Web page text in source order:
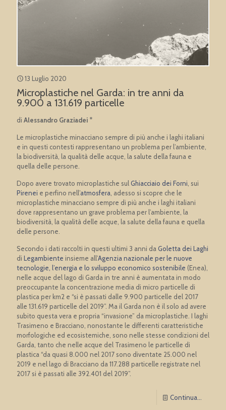
13 Luglio 2020
Microplastiche nel Garda: in tre anni da
9.900 a 131.619 particelle
di Alessandro Graziadei *
Le microplastiche minacciano sempre di più anche i laghi italiani
e in questi contesti rappresentano un problema per l’ambiente,
la biodiversità, la qualità delle acque, la salute della fauna e
quella delle persone.
Dopo avere trovato microplastiche sul Ghiacciaio dei Forni , sui
Pirenei e perfino nell’atmosfera , adesso si scopre che le
microplastiche minacciano sempre di più anche i laghi italiani
dove rappresentano un grave problema per l’ambiente, la
biodiversità, la qualità delle acque, la salute della fauna e quella
delle persone.
Secondo i dati raccolti in questi ultimi 3 anni da Goletta dei Laghi
di Legambiente insieme all’Agenzia nazionale per le nuove
tecnologie, l’energia e lo sviluppo economico sostenibile (Enea),
nelle acque del lago di Garda in tre anni è aumentata in modo
preoccupante la concentrazione media di micro particelle di
plastica per km2 e “si è passati dalle 9.900 particelle del 2017
alle 131.619 particelle del 2019”. Ma il Garda non è il solo ad avere
subito questa vera e propria “invasione” da microplastiche. I laghi
Trasimeno e Bracciano, nonostante le differenti caratteristiche
morfologiche ed ecosistemiche, sono nelle stesse condizioni del
Garda, tanto che nelle acque del Trasimeno le particelle di
plastica “da quasi 8.000 nel 2017 sono diventate 25.000 nel
2019 e nel lago di Bracciano da 117.288 particelle registrate nel
2017 si è passati alle 392.401 del 2019”.
Continua...